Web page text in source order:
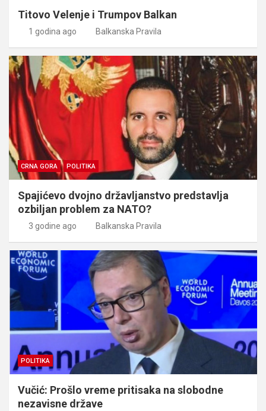
Titovo Velenje i Trumpov Balkan
1 godina ago Balkanska Pravila
CRNA GORA POLITIKA
Spajićevo dvojno državljanstvo predstavlja
ozbiljan problem za NATO?
3 godine ago Balkanska Pravila
POLITIKA
Vučić: Prošlo vreme pritisaka na slobodne
nezavisne države